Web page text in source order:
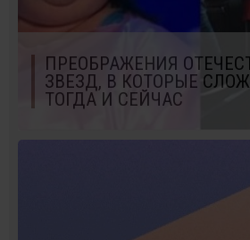
ПРЕОБРАЖЕНИЯ
ЗВЕЗД, В КОТОРЫЕ
ТОГДА И СЕЙЧАС